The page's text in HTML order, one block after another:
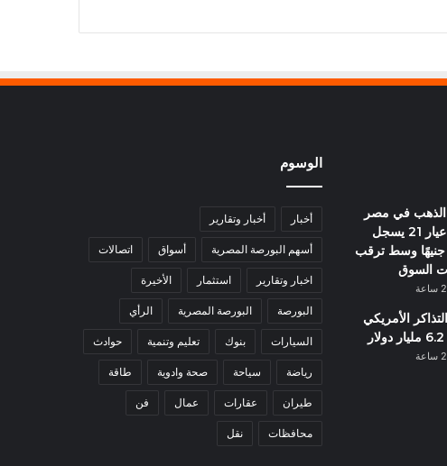
الذهب في مصر
اليوم.. عيار 21 يسجل
5950 جنيهًا وسط ترقب
السوق
الأمريكي
الوسوم
أخبار أخبار وتقارير
أسهم البورصة المصرية أسواق اتصالات
اخبار وتقارير استثمار الأخيرة
البورصة البورصة المصرية الرأي
السيارات بنوك تعليم وتنمية حوادث
رياضة سياحة صحة وادوية طاقة
طيران عقارات عمال فن
محافظات نقل